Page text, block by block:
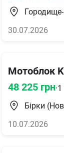
Городище-
30.07.2026
Мотоблок
48 225 грн·1
Бірки
10.07.2026